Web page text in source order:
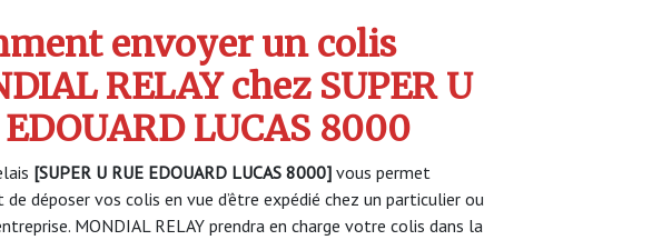
envoyer un colis
RELAY chez SUPER U
EDOUARD LUCAS 8000
[SUPER U RUE EDOUARD LUCAS 8000] vous permet
déposer vos colis en vue d’être expédié chez un particulier ou
MONDIAL RELAY prendra en charge votre colis dans la